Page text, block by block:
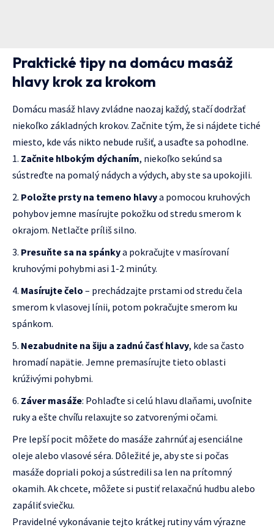
Praktické tipy na domácu masáž
hlavy krok za krokom
Domácu masáž hlavy zvládne naozaj každý, stačí dodržať
niekoľko základných krokov. Začnite tým, že si nájdete tiché
miesto, kde vás nikto nebude rušiť, a usaďte sa pohodlne.
Začnite hlbokým dýchaním, niekoľko sekúnd sa
sústreďte na pomalý nádych a výdych, aby ste sa upokojili.
Položte prsty na temeno hlavya pomocou kruhových
pohybov jemne masírujte pokožku od stredu smerom k
okrajom. Netlačte príliš silno.
Presuňte sa na spánkya pokračujte v masírovaní
kruhovými pohybmi asi 1-2 minúty.
Masírujte čelo – prechádzajte prstami od stredu čela
smerom k vlasovej línii, potom pokračujte smerom ku
spánkom.
Nezabudnite na šiju a zadnú časť hlavy, kde sa často
hromadí napätie. Jemne premasírujte tieto oblasti
krúživými pohybmi.
Záver masáže: Pohlaďte si celú hlavu dlaňami, uvoľnite
ruky a ešte chvíľu relaxujte so zatvorenými očami.
Pre lepší pocit môžete do masáže zahrnúť aj esenciálne
oleje alebo vlasové séra. Dôležité je, aby ste si počas
masáže dopriali pokoj a sústredili sa len na prítomný
okamih. Ak chcete, môžete si pustiť relaxačnú hudbu alebo
zapáliť sviečku.
Pravidelné vykonávanie tejto krátkej rutiny vám výrazne